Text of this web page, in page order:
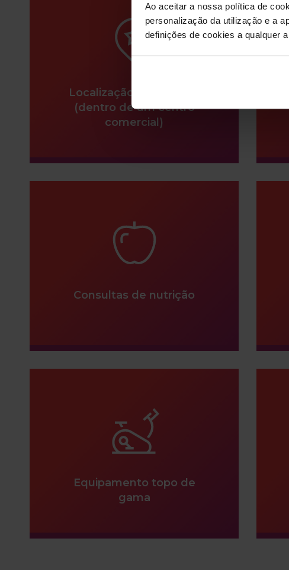
Ao aceitar a nossa política de
personalização da utilização e a
definições de cookies a qualquer
Localização privilegiada
(dentro de um centro
comercial)
Consultas de nutrição
Equipamento topo de
gama